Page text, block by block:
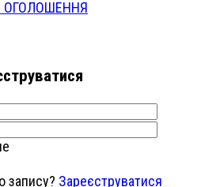
ОГОЛОШЕННЯ
запису? Зареєструватися